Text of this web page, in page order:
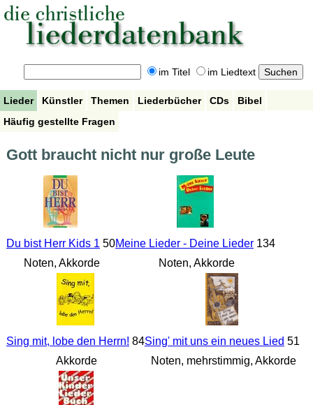
im Titel im Liedtext
Lieder Künstler Themen Liederbücher CDs
Bibel
Häufig gestellte Fragen
Gott braucht nicht nur große Leute
Du bist Herr Kids 1 50
Noten, Akkorde
Meine Lieder - Deine Lieder134
Noten, Akkorde
Sing mit, lobe den Herrn! 84
Akkorde
Sing' mit uns ein neues Lied 51
Noten, mehrstimmig, Akkorde